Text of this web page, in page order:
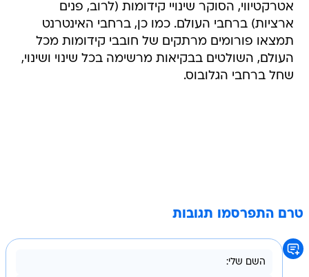
אטרקטיווי, הסוקר שינויי קידומות (לרוב, פנים
ארציות) ברחבי העולם. כמו כן, ברחבי האינטרנט
תמצאו פורומים מרתקים של חובבי קידומות מכל
העולם, השולטים בבקיאות מרשימה בכל שינוי ושינוי,
שחל ברחבי הגלובוס.
טרם התפרסמו תגובות